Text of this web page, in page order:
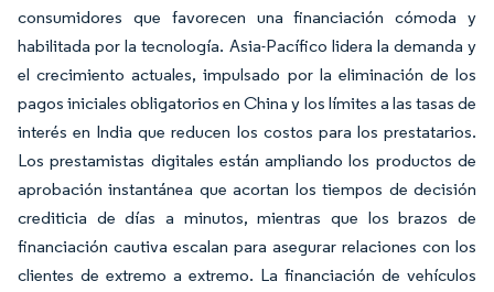
consumidores que favorecen una financiación cómoda y
habilitada por la tecnología. Asia-Pacífico lidera la demanda y
el crecimiento actuales, impulsado por la eliminación de los
pagos iniciales obligatorios en China y los límites a las tasas de
interés en India que reducen los costos para los prestatarios.
Los prestamistas digitales están ampliando los productos de
aprobación instantánea que acortan los tiempos de decisión
crediticia de días a minutos, mientras que los brazos de
financiación cautiva escalan para asegurar relaciones con los
clientes de extremo a extremo. La financiación de vehículos